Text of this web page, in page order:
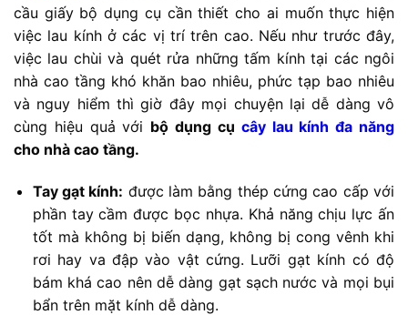
cầu giấy bộ dụng cụ cần thiết cho ai muốn thực hiện
việc lau kính ở các vị trí trên cao. Nếu như trước đây,
việc lau chùi và quét rửa những tấm kính tại các ngôi
nhà cao tầng khó khăn bao nhiêu, phức tạp bao nhiêu
và nguy hiểm thì giờ đây mọi chuyện lại dễ dàng vô
cùng hiệu quả với bộ dụng cụ cây lau kính đa năng
cho nhà cao tầng.
Tay gạt kính: được làm bằng thép cứng cao cấp với
phần tay cầm được bọc nhựa. Khả năng chịu lực ấn
tốt mà không bị biến dạng, không bị cong vênh khi
rơi hay va đập vào vật cứng. Lưỡi gạt kính có độ
bám khá cao nên dễ dàng gạt sạch nước và mọi bụi
bẩn trên mặt kính dễ dàng.